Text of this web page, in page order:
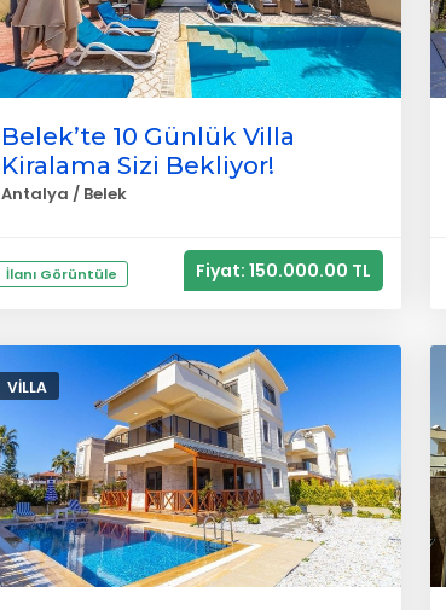
Belek’te 10 Günlük Villa
Kiralama Sizi Bekliyor!
Antalya / Belek
İlanı Görüntüle Fiyat: 150.000.00 TL
VILLA